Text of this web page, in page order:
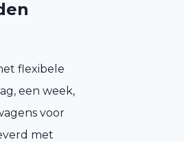
flexibele
een week,
voor
met